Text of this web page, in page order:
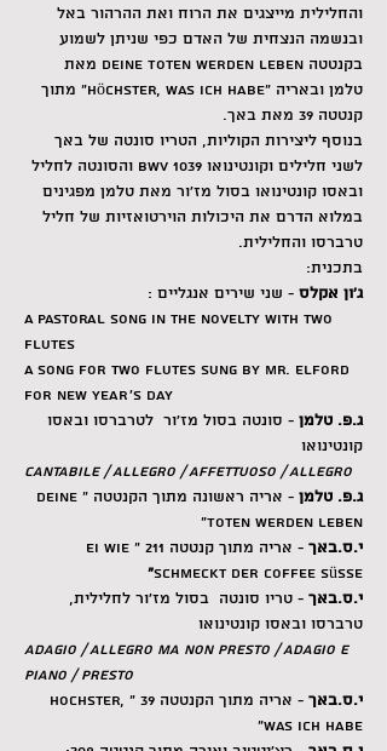
והחלילית מייצגים את הרוח ואת ההרהור באל
ובנשמה הנצחית של האדם כפי שניתן לשמוע
בקנטטה Deine Toten werden leben מאת
טלמן ובאריה "Höchster, was ich habe" מתוך
קנטטה 39 מאת באך.
בנוסף ליצירות הקוליות, הטריו סונטה של באך
לשני חלילים וקונטינואו BWV 1039 והסונטה לחליל
ובאסו קונטינואו בסול מז׳ור מאת טלמן מפגינים
במלוא הדרם את היכולות הוירטואזיות של חליל
טרברסו והחלילית.
בתכנית:
ג׳ון אקלס - שני שירים אנגליים :
A Pastoral song in the novelty with two
flutes
A song for two flutes sung by Mr. Elford
for new year’s day
ג.פ. טלמן - סונטה בסול מז׳ור  לטרברסו ובאסו
קונטינואו
Cantabile / Allegro / Affettuoso / Allegro
ג.פ. טלמן
- אריה ראשונה מתוך הקנטטה "Deine
Toten werden leben"
י.ס.באך
- אריה מתוך קנטטה 211 "Ei wie
schmeckt der Coffee süsse
"
י.ס.באך - טריו סונטה  בסול מז׳ור לחלילית,
טרברסו ובאסו קונטינואו
Adagio / Allegro ma non presto / Adagio e
piano / Presto
י.ס.באך
- אריה מתוך הקנטטה 39 "Hochster,
was ich habe"